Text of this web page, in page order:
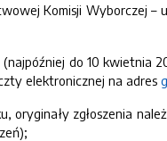
Komisji Wyborczej
do 10
elektronicznej na adres
zgłoszenia